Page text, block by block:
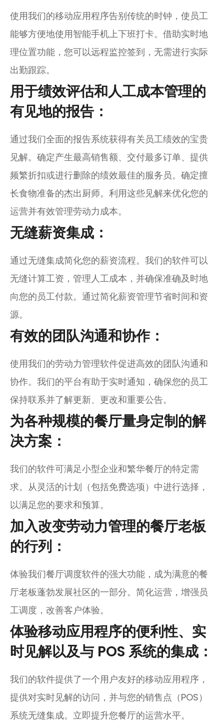
使用我们的移动应用程序告别传统的时钟，使员工
能够方便地使用智能手机上下班打卡。借助实时地
理位置功能，您可以远程监控签到，无需进行实际
出勤跟踪。
用于绩效评估和人工成本管理的
有见地的报告：
通过我们全面的报告系统获得有关员工绩效的宝贵
见解。确定产生最高销售额、交付最多订单、提供
频繁折扣或进行删除的绩效最佳的服务员。确定擅
长食物准备的杰出厨师。利用这些见解来优化您的
运营并有效管理劳动力成本。
无缝薪资集成：
通过无缝集成简化您的薪资流程。我们的软件可以
无缝计算工资，管理人工成本，并确保准确及时地
向您的员工付款。通过简化薪资管理节省时间和资
源。
有效的团队沟通和协作：
使用我们的劳动力管理软件促进高效的团队沟通和
协作。我们的平台有助于实时通知，确保您的员工
保持联系并了解更新、更改和重要公告。
为各种规模的餐厅量身定制的解
决方案：
我们的软件可满足小型企业和繁华餐厅的特定需
求。从灵活的计划（包括免费选项）中进行选择，
以满足您的要求和预算。
加入改变劳动力管理的餐厅老板
的行列：
体验我们餐厅调度软件的强大功能，成为满意的餐
厅老板蓬勃发展社区的一部分。简化运营，增强员
工调度，改善客户体验。
体验移动应用程序的便利性、实
时见解以及与 POS 系统的集成：
我们的软件提供了一个用户友好的移动应用程序，
提供对实时见解的访问，并与您的销售点（POS）
系统无缝集成。立即提升您餐厅的运营水平。